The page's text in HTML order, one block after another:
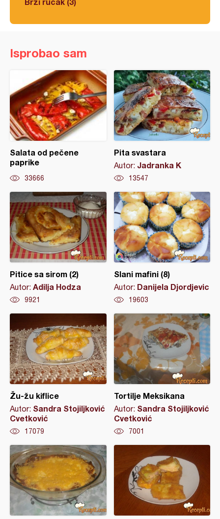
Isprobao sam
Salata od pečene
paprike
33666
Pita svastara
Autor: Jadranka K
13547
Pitice sa sirom (2)
Autor: Adilja Hodza
9921
Slani mafini (8)
Autor: Danijela Djordjevic
19603
Žu-žu kiflice
Autor: Sandra Stojiljković
Cvetković
17079
Tortilje Meksikana
Autor: Sandra Stojiljković
Cvetković
7001